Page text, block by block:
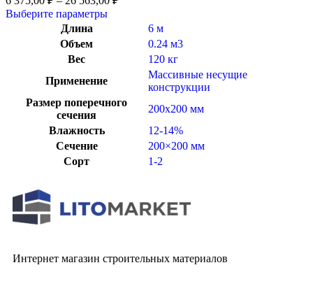
Выберите параметры
Длина
6 м
Объем
0.24 м3
Вес
120 кг
Применение
Массивные несущие
конструкции
Размер поперечного
сечения
200х200 мм
Влажность
12-14%
Сечение
200×200 мм
Сорт
1-2
Интернет магазин строительных материалов